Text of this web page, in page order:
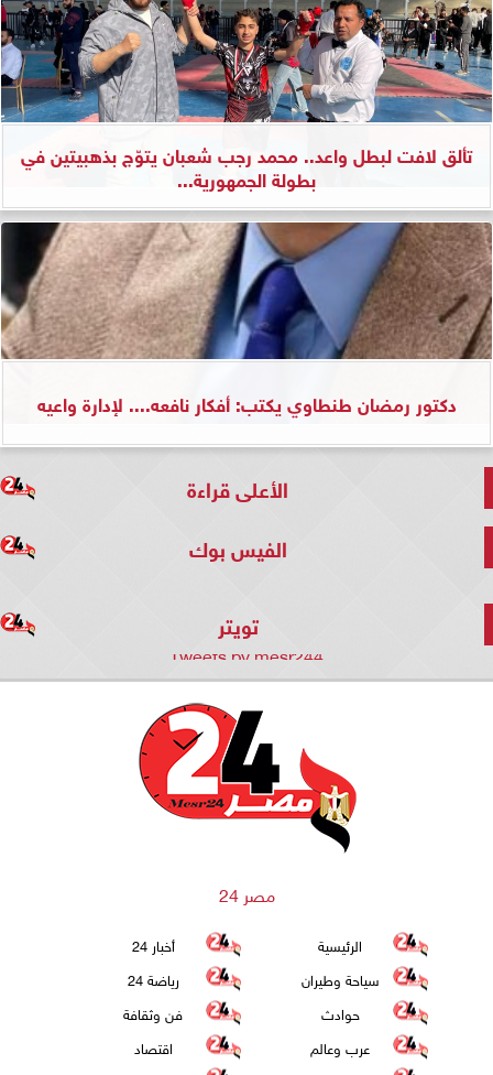
تألق لافت لبطل واعد.. محمد رجب شعبان يتوّج بذهبيتين في
بطولة الجمهورية...
دكتور رمضان طنطاوي يكتب: أفكار نافعه.... لإدارة واعيه
الأعلى قراءة
الفيس بوك
تويتر
Tweets by mesr244
مصر 24
الرئيسية
أخبار 24
سياحة وطيران
رياضة 24
حوادث
فن وثقافة
عرب وعالم
اقتصاد